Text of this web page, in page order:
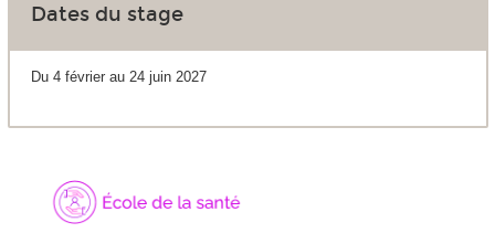
Dates du stage
Du 4 février au 24 juin 2027